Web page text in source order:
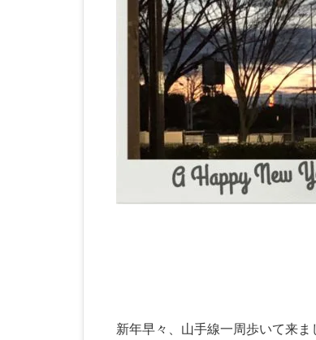
新年早々、山手線一周歩いて来ま